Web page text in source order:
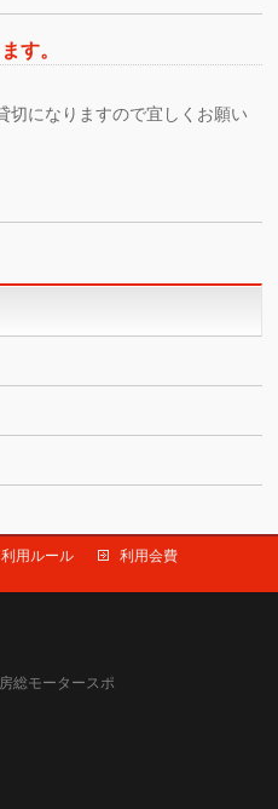
す。
切になりますので宜しくお願い
利用ルール
利用会費
ースポ